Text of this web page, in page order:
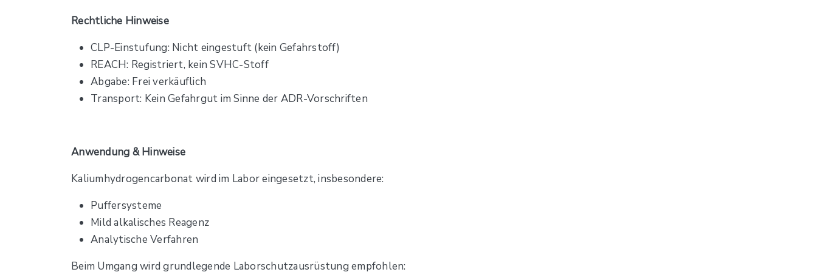
Rechtliche Hinweise
CLP-Einstufung: Nicht eingestuft (kein Gefahrstoff)
REACH: Registriert, kein SVHC-Stoff
Abgabe: Frei verkäuflich
Transport: Kein Gefahrgut im Sinne der ADR-Vorschriften
Anwendung & Hinweise
Kaliumhydrogencarbonat wird im Labor eingesetzt, insbesondere:
Puffersysteme
Mild alkalisches Reagenz
Analytische Verfahren
Beim Umgang wird grundlegende Laborschutzausrüstung empfohlen: